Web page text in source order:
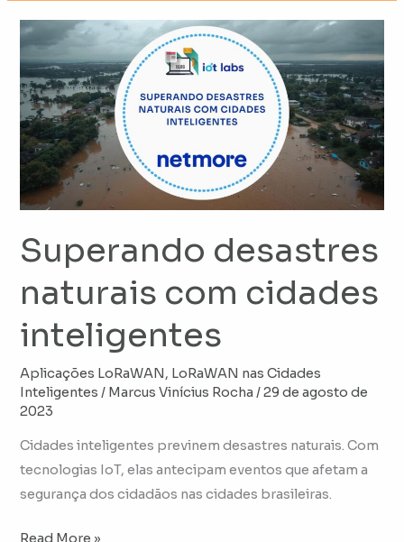
Superando desastres
naturais com cidades
inteligentes
Aplicações LoRaWAN, LoRaWAN nas Cidades
Inteligentes / Marcus Vinícius Rocha /29 de agosto de
2023
Cidades inteligentes previnem desastres naturais. Com
tecnologias IoT, elas antecipam eventos que afetam a
segurança dos cidadãos nas cidades brasileiras.
Superando
desastres
naturais
com
cidades
inteligentes
Read More »